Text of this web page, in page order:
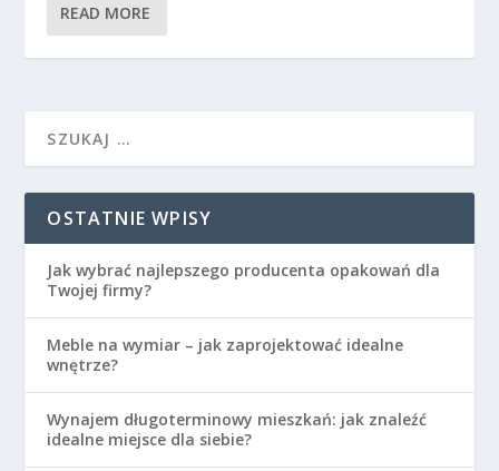
READ MORE
OSTATNIE WPISY
Jak wybrać najlepszego producenta opakowań dla
Twojej firmy?
Meble na wymiar – jak zaprojektować idealne
wnętrze?
Wynajem długoterminowy mieszkań: jak znaleźć
idealne miejsce dla siebie?